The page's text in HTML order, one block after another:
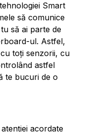
Smart
să comunice
să ai parte de
ul. Astfel,
toți senzorii, cu
astfel
te bucuri de o
acordate